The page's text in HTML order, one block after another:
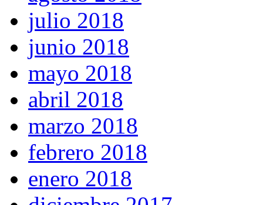
julio 2018
junio 2018
mayo 2018
abril 2018
marzo 2018
febrero 2018
enero 2018